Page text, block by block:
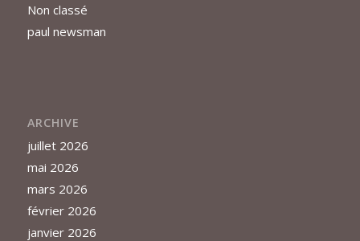
Non classé
paul newsman
ARCHIVE
juillet 2026
mai 2026
mars 2026
février 2026
janvier 2026